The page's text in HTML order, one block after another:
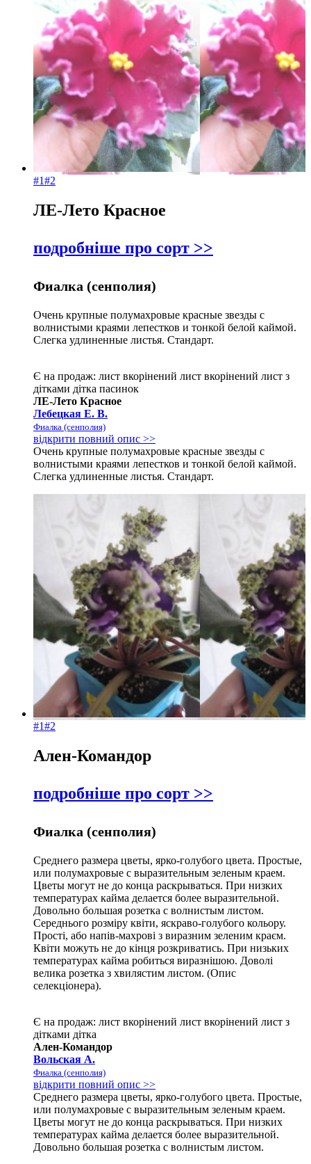
#1#2
ЛЕ-Лето Красное
подробніше про сорт >>
Фиалка (сенполия)
Очень крупные полумахровые красные звезды с
волнистыми краями лепестков и тонкой белой каймой.
Слегка удлиненные листья. Стандарт.
Є на продаж: лист вкорінений лист вкорінений лист з
дітками дітка пасинок
ЛЕ-Лето Красное
Лебецкая Е. В.
Фиалка (сенполия)
відкрити повний опис >>
Очень крупные полумахровые красные звезды с
волнистыми краями лепестков и тонкой белой каймой.
Слегка удлиненные листья. Стандарт.
#1#2
Ален-Командор
подробніше про сорт >>
Фиалка (сенполия)
Среднего размера цветы, ярко-голубого цвета. Простые,
или полумахровые с выразительным зеленым краем.
Цветы могут не до конца раскрываться. При низких
температурах кайма делается более выразительной.
Довольно большая розетка с волнистым листом.
Середнього розміру квіти, яскраво-голубого кольору.
Прості, або напів-махрові з виразним зеленим краєм.
Квіти можуть не до кінця розкриватись. При низьких
температурах кайма робиться виразнішою. Доволі
велика розетка з хвилястим листом. (Опис
селекціонера).
Є на продаж: лист вкорінений лист вкорінений лист з
дітками дітка
Ален-Командор
Вольская А.
Фиалка (сенполия)
відкрити повний опис >>
Среднего размера цветы, ярко-голубого цвета. Простые,
или полумахровые с выразительным зеленым краем.
Цветы могут не до конца раскрываться. При низких
температурах кайма делается более выразительной.
Довольно большая розетка с волнистым листом.